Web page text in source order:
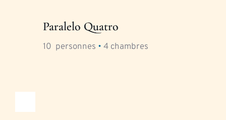
Paralelo Quatro
10
  personnes
• 4 chambres